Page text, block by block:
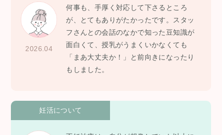
2026.04
何事も、手厚く対応して下さるところ
が、とてもありがたかったです。スタッ
フさんとの会話のなかで知った豆知識が
面白くて、授乳がうまくいかなくても
「まあ大丈夫か！」と前向きになったり
もしました。
妊活について